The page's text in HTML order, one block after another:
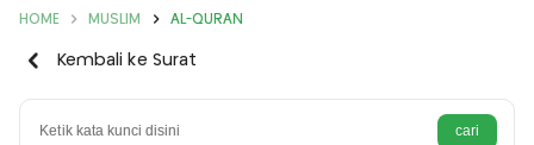
HOME MUSLIM AL-QURAN
Kembali ke Surat